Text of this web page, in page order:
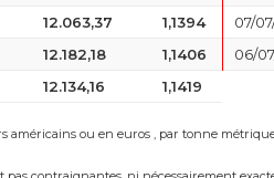
12.063,37 1,1394 07/
12.182,18 1,1406 06/
12.134,16 1,1419
américains ou en euros , par tonne